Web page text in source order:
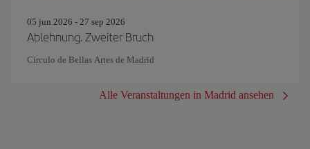
05 jun 2026 - 27 sep 2026
Ablehnung. Zweiter Bruch
Círculo de Bellas Artes de Madrid
Alle Veranstaltungen in Madrid ansehen